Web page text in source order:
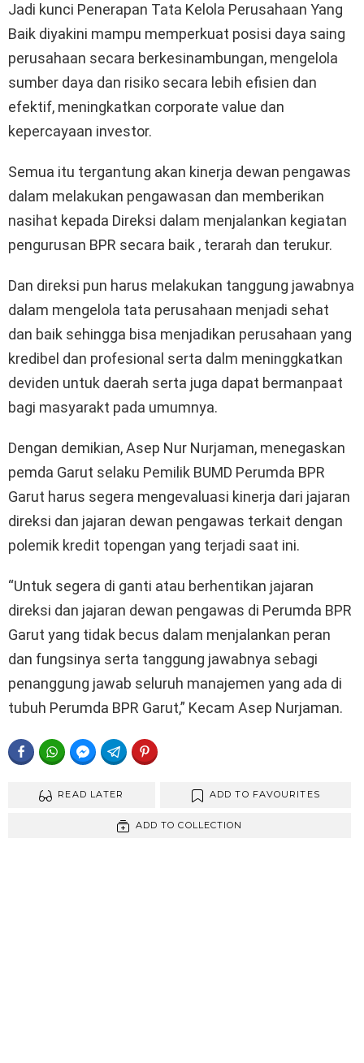
Jadi kunci Penerapan Tata Kelola Perusahaan Yang
Baik diyakini mampu memperkuat posisi daya saing
perusahaan secara berkesinambungan, mengelola
sumber daya dan risiko secara lebih efisien dan
efektif, meningkatkan corporate value dan
kepercayaan investor.
Semua itu tergantung akan kinerja dewan pengawas
dalam melakukan pengawasan dan memberikan
nasihat kepada Direksi dalam menjalankan kegiatan
pengurusan BPR secara baik , terarah dan terukur.
Dan direksi pun harus melakukan tanggung jawabnya
dalam mengelola tata perusahaan menjadi sehat
dan baik sehingga bisa menjadikan perusahaan yang
kredibel dan profesional serta dalm meninggkatkan
deviden untuk daerah serta juga dapat bermanpaat
bagi masyarakt pada umumnya.
Dengan demikian, Asep Nur Nurjaman, menegaskan
pemda Garut selaku Pemilik BUMD Perumda BPR
Garut harus segera mengevaluasi kinerja dari jajaran
direksi dan jajaran dewan pengawas terkait dengan
polemik kredit topengan yang terjadi saat ini.
“Untuk segera di ganti atau berhentikan jajaran
direksi dan jajaran dewan pengawas di Perumda BPR
Garut yang tidak becus dalam menjalankan peran
dan fungsinya serta tanggung jawabnya sebagi
penanggung jawab seluruh manajemen yang ada di
tubuh Perumda BPR Garut,” Kecam Asep Nurjaman.
FACEBOOKWHATSAPPFACEBOOK MESSENGER
TELEGRAM
READ LATER ADD TO FAVOURITES
ADD TO COLLECTION